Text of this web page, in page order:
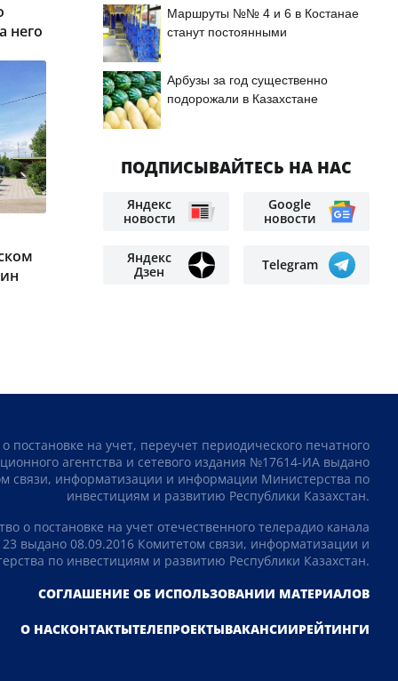
него
Маршруты №№ 4 и 6 в Костанае
станут постоянными
Арбузы за год существенно
подорожали в Казахстане
ПОДПИСЫВАЙТЕСЬ НА НАС
Яндекс
новости
Google
новости
Яндекс
Дзен
Telegram
постановке на учет, переучет периодического печатного
агентства и сетевого издания №17614-ИА выдано
связи, информатизации и информации Министерства по
инвестициям и развитию Республики Казахстан.
о постановке на учет отечественного телерадио канала
выдано 08.09.2016 Комитетом связи, информатизации и
по инвестициям и развитию Республики Казахстан.
СОГЛАШЕНИЕ ОБ ИСПОЛЬЗОВАНИИ МАТЕРИАЛОВ
О НАСКОНТАКТЫТЕЛЕПРОЕКТЫВАКАНСИИРЕЙТИНГИ